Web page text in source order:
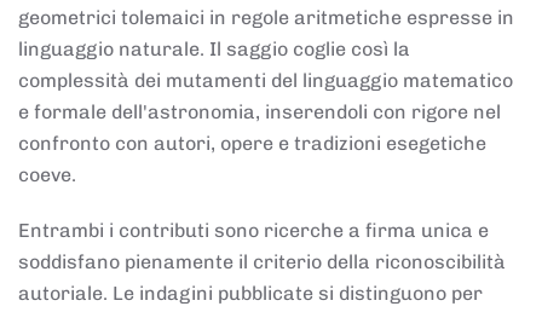
geometrici tolemaici in regole aritmetiche espresse in
linguaggio naturale. Il saggio coglie così la
complessità dei mutamenti del linguaggio matematico
e formale dell'astronomia, inserendoli con rigore nel
confronto con autori, opere e tradizioni esegetiche
coeve.
Entrambi i contributi sono ricerche a firma unica e
soddisfano pienamente il criterio della riconoscibilità
autoriale. Le indagini pubblicate si distinguono per